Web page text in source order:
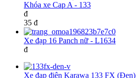
Khóa xe Cap A - 133
đ
35 đ
Xe đạp 16 Panch nữ - L1634
đ
Xe đạp điện Karawa 133 FX (Đen)